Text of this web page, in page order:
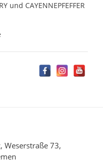
und CAYENNEPFEFFER
Weserstraße 73,